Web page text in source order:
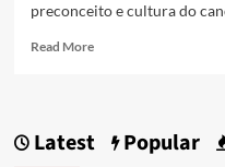
preconceito e cultura do
Read MoreRead
segue
Latest Popular